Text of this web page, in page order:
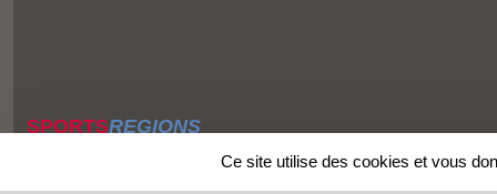
SPORTSREGIONS
Ce site utilise des cookies et vous